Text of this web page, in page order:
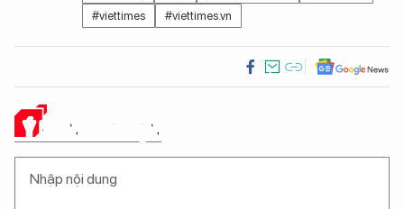
#viettimes
#viettimes.vn
Ý KIẾN CỦA BẠN